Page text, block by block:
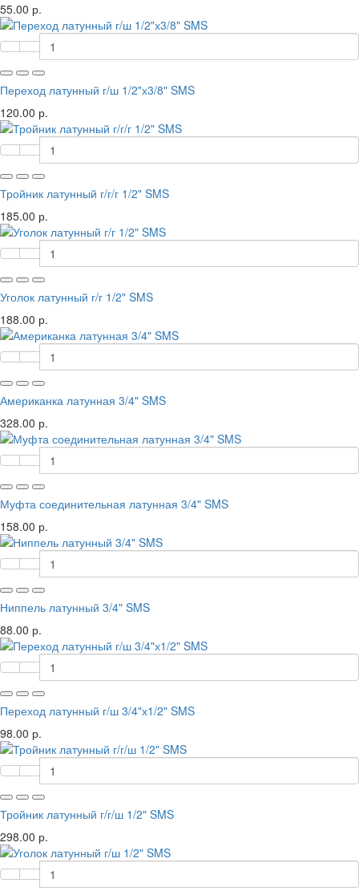
55.00 р.
Переход латунный г/ш 1/2"х3/8" SMS
120.00 р.
Тройник латунный г/г/г 1/2" SMS
185.00 р.
Уголок латунный г/г 1/2" SMS
188.00 р.
Американка латунная 3/4" SMS
328.00 р.
Муфта соединительная латунная 3/4" SMS
158.00 р.
Ниппель латунный 3/4" SMS
88.00 р.
Переход латунный г/ш 3/4"х1/2" SMS
98.00 р.
Тройник латунный г/г/ш 1/2" SMS
298.00 р.